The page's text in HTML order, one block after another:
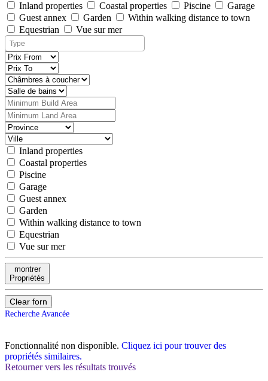
Inland properties Coastal properties Piscine
Garage
Guest annex
Garden
Within walking distance to town
Equestrian
Vue sur mer
Inland properties
Coastal properties
Piscine
Garage
Guest annex
Garden
Within walking distance to town
Equestrian
Vue sur mer
montrer
Propriétés
Clear forn
Recherche Avancée
Fonctionnalité non disponible. Cliquez ici pour trouver des
propriétés similaires.
Retourner vers les résultats trouvés